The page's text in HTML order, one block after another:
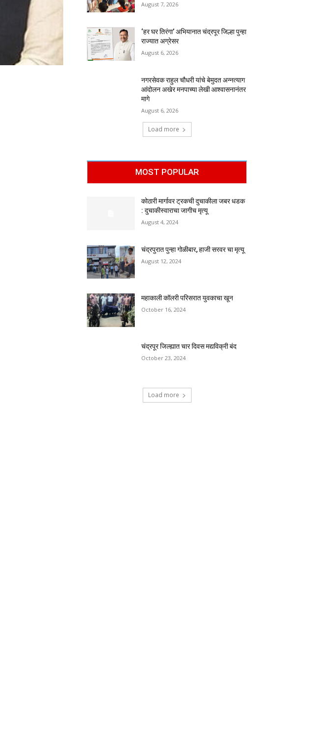
August 7, 2026
‘हर घर तिरंगा’ अभियानात चंद्रपूर जिल्हा पुन्हा
राज्यात अग्रेसर
August 6, 2026
नगरसेवक राहुल चौधरी यांचे बेमुदत अन्नत्याग
आंदोलन अखेर मनपाच्या लेखी आश्वासनानंतर
मागे
August 6, 2026
Load more
MOST POPULAR
कोठारी मार्गावर ट्रकची दुचाकीला जबर धडक
: दुचाकीस्वाराचा जागीच मृत्यू
August 4, 2024
चंद्रपुरात पुन्हा गोळीबार, हाजी सरवर चा मृत्यू
August 12, 2024
महाकाली कॉलरी परिसरात युवकाचा खून
October 16, 2024
चंद्रपूर जिल्ह्यात चार दिवस मद्यविक्री बंद
October 23, 2024
Load more